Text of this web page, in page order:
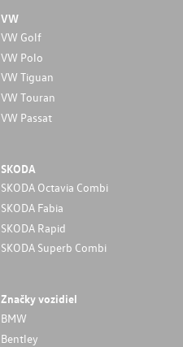
VW
VW Golf
VW Polo
VW Tiguan
VW Touran
VW Passat
SKODA
SKODA Octavia Combi
SKODA Fabia
SKODA Rapid
SKODA Superb Combi
Značky vozidiel
BMW
Bentley